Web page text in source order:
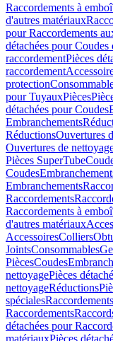
Raccordements à
d'autres matériaux
pour Raccordements
détachées pour Coudes
raccordementPièces
raccordement
protection
pour TuyauxPièces
détachées pour Coudes
Embranchements
RéductionsOuvertures
Ouvertures de
Pièces SuperTube
Coudes
Embranchements
Raccordements
Raccordements à
d'autres matériaux
AccessoiresColliers
JointsConsommables
PiècesCoudes
nettoyagePièces
nettoyageRéductions
spécialesRaccordements
Raccordements
détachées pour
matériauxPièces